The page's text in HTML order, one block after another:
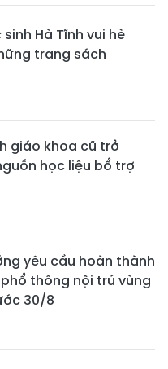
sinh Hà Tĩnh vui hè
trang sách
giáo khoa cũ trở
học liệu bổ trợ
yêu cầu hoàn thành
thông nội trú vùng
30/8